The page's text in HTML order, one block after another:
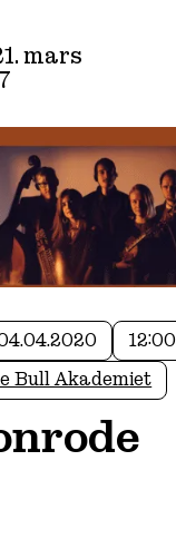
mars
12:00
Bull Akademiet